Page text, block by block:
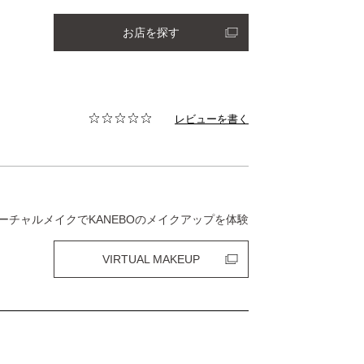
お店を探す
レビューを書く
チャルメイクでKANEBOのメイクアップを体験
VIRTUAL MAKEUP